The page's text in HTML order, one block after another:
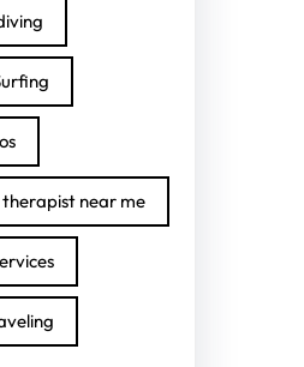
therapist near me